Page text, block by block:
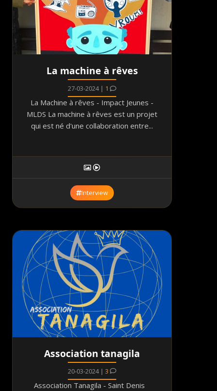
La machine à rêves
27-03-2024 | 1
La Machine à rêves - Impact Jeunes -
MLDS La machine à rêves est un projet
qui est né d'une collaboration entre...
Interview
Association tanagila
20-03-2024 | 3
Association Tanagila - Saint Denis